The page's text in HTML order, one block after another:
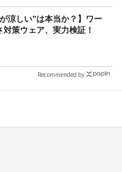
が涼しい”は本当か？】ワー
対策ウェア、実力検証！
Recommended by